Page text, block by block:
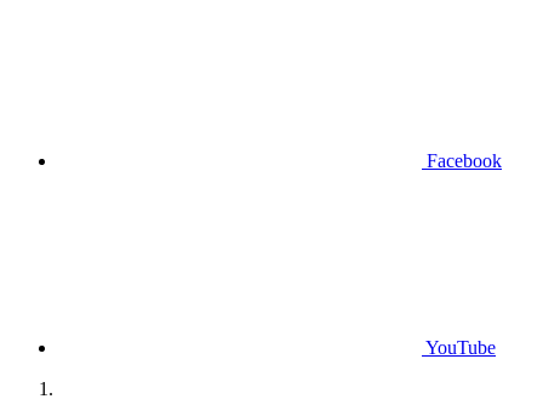
Facebook
YouTube